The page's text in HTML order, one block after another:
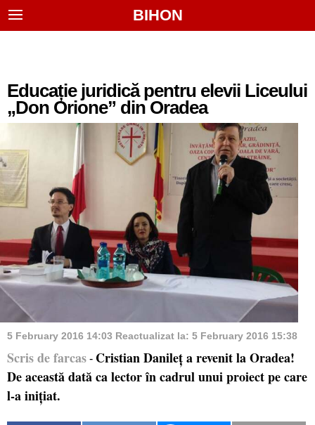
BIHON
Educație juridică pentru elevii Liceului
„Don Orione” din Oradea
5 February 2016 14:03 Reactualizat la: 5 February 2016 15:38
Scris de farcas - Cristian Danileț a revenit la Oradea!
De această dată ca lector în cadrul unui proiect pe care
l-a inițiat.